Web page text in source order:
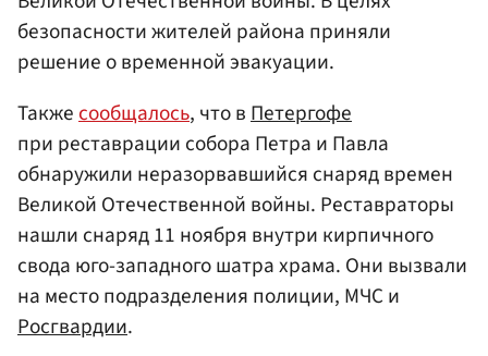
безопасности жителей района приняли
решение о временной эвакуации.
Такжесообщалось, что вПетергофе
при реставрации собора Петра и Павла
обнаружили неразорвавшийся снаряд времен
Великой Отечественной войны. Реставраторы
нашли снаряд 11 ноября внутри кирпичного
свода юго-западного шатра храма. Они вызвали
на место подразделения полиции, МЧС и
Росгвардии.